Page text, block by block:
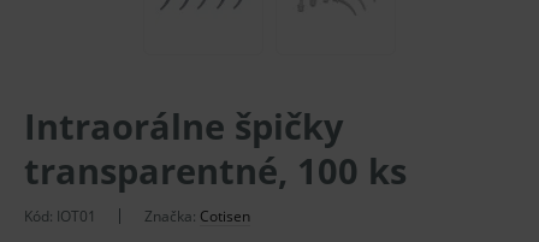
Intraorálne špičky
transparentné, 100 ks
Kód: IOT01 Značka: Cotisen